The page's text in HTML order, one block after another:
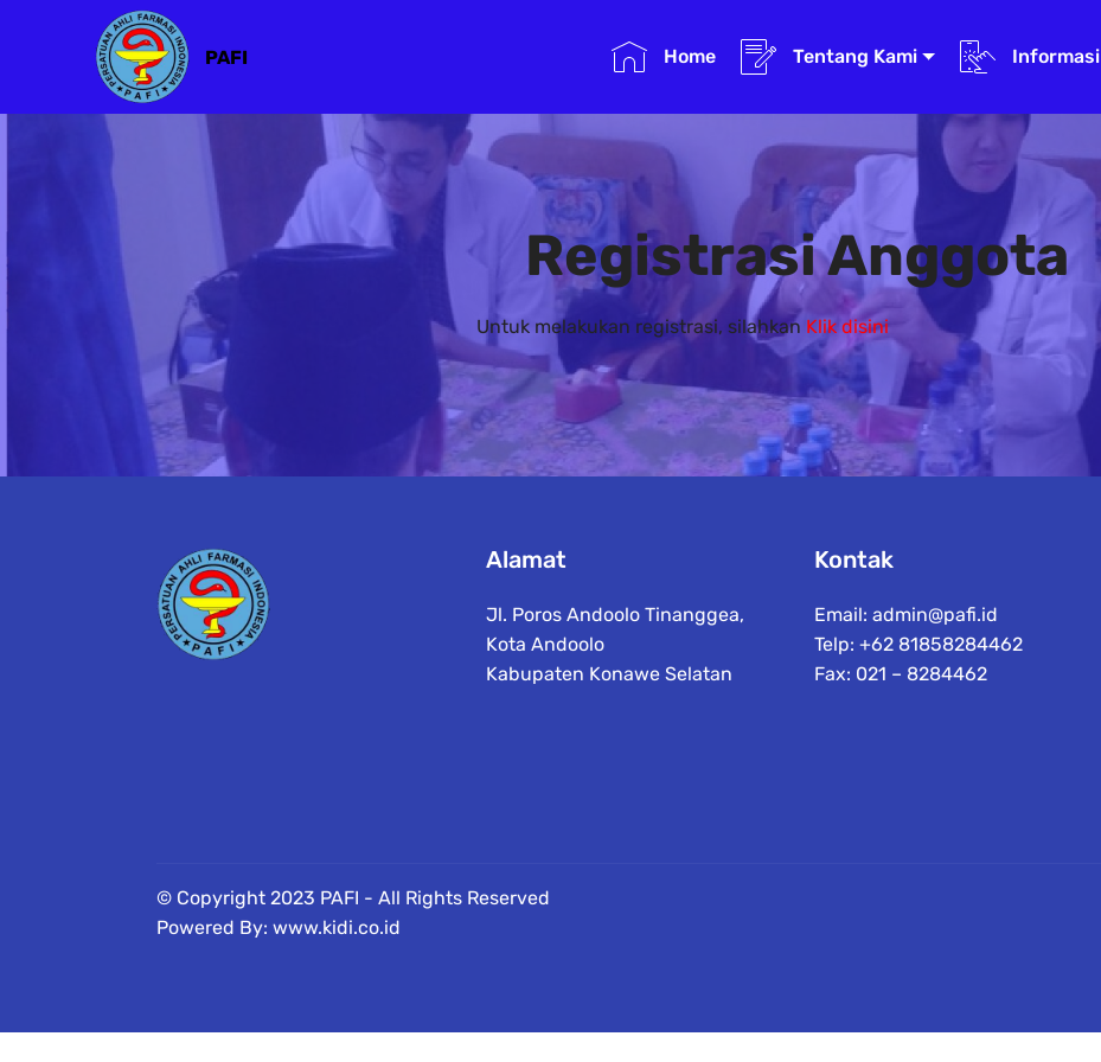
PAFI Home Tentang Kami Informasi
Registrasi Anggota
Untuk melakukan registrasi, silahkan Klik disini
Alamat
Jl. Poros Andoolo Tinanggea,
Kota Andoolo
Kabupaten Konawe Selatan
Kontak
Email: admin@pafi.id
Telp: +62 81858284462
Fax: 021 – 8284462
© Copyright 2023 PAFI - All Rights Reserved
Powered By: www.kidi.co.id